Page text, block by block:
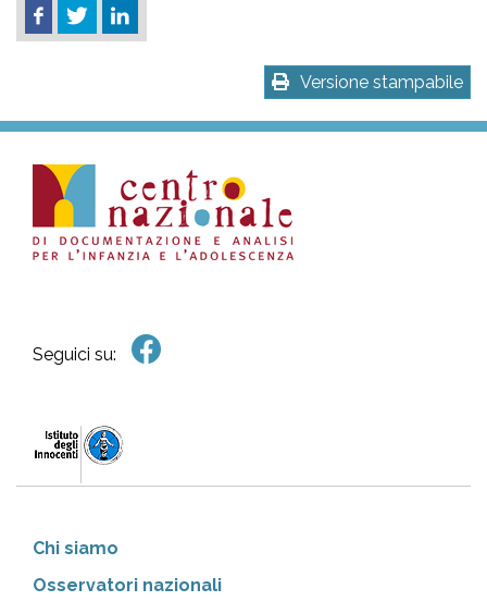
Versione stampabile
Seguici su:
Chi siamo
Osservatori nazionali